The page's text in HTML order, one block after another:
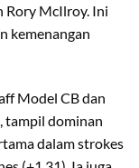
Rory McIlroy. Ini
kemenangan
Model CB dan
tampil dominan
dalam strokes